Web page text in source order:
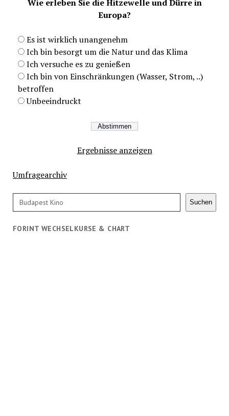
Wie erleben Sie die Hitzewelle und Dürre in
Europa?
Es ist wirklich unangenehm
Ich bin besorgt um die Natur und das Klima
Ich versuche es zu genießen
Ich bin von Einschränkungen (Wasser, Strom, ..)
betroffen
Unbeeindruckt
Ergebnisse anzeigen
Umfragearchiv
Suchen Suchen
FORINT WECHSELKURSE & CHART